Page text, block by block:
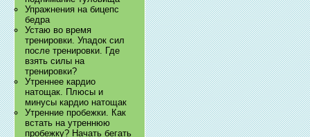
Упражнения на бицепс
бедра
Устаю во время
тренировки. Упадок сил
после тренировки. Где
взять силы на
тренировки?
Утреннее кардио
натощак. Плюсы и
минусы кардио натощак
Утренние пробежки. Как
встать на утреннюю
пробежку? Начать бегать